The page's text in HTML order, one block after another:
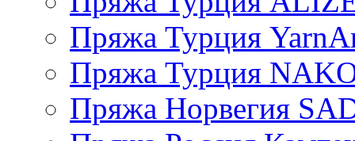
Пряжа Турция
Пряжа Турция
Пряжа Норвегия